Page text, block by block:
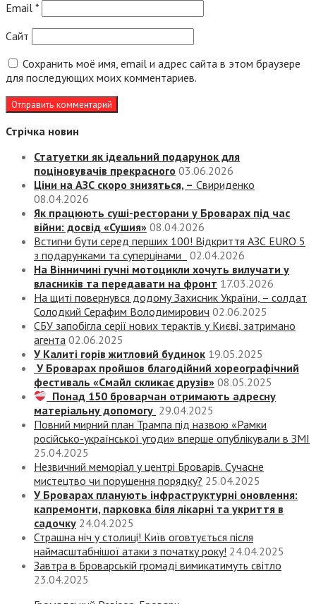
Email *
Сайт
Сохранить моё имя, email и адрес сайта в этом браузере
для последующих моих комментариев.
Стрічка новин
Статуетки як ідеальний подарунок для
поціновувачів прекрасного 03.06.2026
Ціни на АЗС скоро знизяться, – Свириденко
08.04.2026
Як працюють суші-ресторани у Броварах під час
війни: досвід «Сушия» 08.04.2026
Встигни бути серед перших 100! Відкриття АЗС EURO 5
з подарунками та суперцінами
02.04.2026
На Вінничині гучні мотоцикли хочуть вилучати у
власників та передавати на фронт 17.03.2026
На щиті повернувся додому Захисник України, – солдат
Солодкий Серафим Володимирович 02.06.2025
СБУ запобігла серії нових терактів у Києві, затримано
агента 02.06.2025
У Калиті горів житловий будинок 19.05.2025
У Броварах пройшов благодійний хореографічний
фестиваль «Смайл скликає друзів» 08.05.2025
Понад 150 броварчан отримають адресну
матеріальну допомогу 29.04.2025
Повний мирний план Трампа під назвою «‎Рамки
російсько-української угоди» вперше опублікували в ЗМІ
25.04.2025
Незвичний меморіал у центрі Броварів. Сучасне
мистецтво чи порушення порядку? 25.04.2025
У Броварах планують інфраструктурні оновлення:
капремонти, парковка біля лікарні та укриття в
садочку 24.04.2025
Страшна ніч у столиці! Київ оговтується після
наймасштабнішої атаки з початку року! 24.04.2025
Завтра в Броварській громаді вимикатимуть світло
23.04.2025